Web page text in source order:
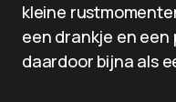
kleine
een drankje en een
daardoor bijna als